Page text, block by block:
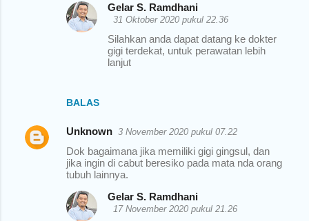
BALAS
Gelar S. Ramdhani
31 Oktober 2020 pukul 22.36
Silahkan anda dapat datang ke dokter
gigi terdekat, untuk perawatan lebih
lanjut
Unknown 3 November 2020 pukul 07.22
Dok bagaimana jika memiliki gigi gingsul, dan
jika ingin di cabut beresiko pada mata nda orang
tubuh lainnya.
Gelar S. Ramdhani
17 November 2020 pukul 21.26